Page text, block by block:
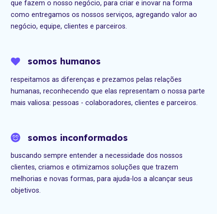
que fazem o nosso negócio, para criar e inovar na forma
como entregamos os nossos serviços, agregando valor ao
negócio, equipe, clientes e parceiros.
somos humanos
respeitamos as diferenças e prezamos pelas relações
humanas, reconhecendo que elas representam o nossa parte
mais valiosa: pessoas - colaboradores, clientes e parceiros.
somos inconformados
buscando sempre entender a necessidade dos nossos
clientes, criamos e otimizamos soluções que trazem
melhorias e novas formas, para ajuda-los a alcançar seus
objetivos.